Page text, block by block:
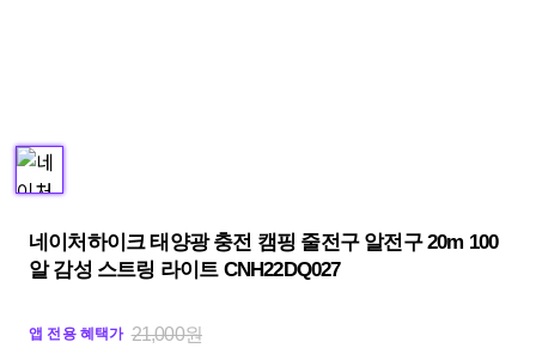
네이처하이크 태양광 충전 캠핑 줄전구 알전구 20m 100
알 감성 스트링 라이트 CNH22DQ027
앱 전용 혜택가 21,000원